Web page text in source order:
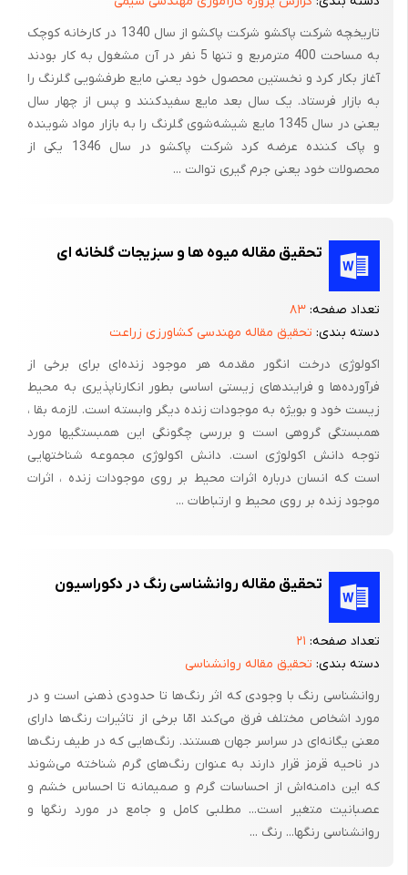
حنا 20 گرم
لیمو ترش 3 عدد
اب جوش 1 لیوان
تمامی مواد را درون اب جوش بریزید.3الی4ساعت صبر کنید تا کاملا
رنگش را پس دهد.سپس به مدت 2الی 3 ساعت رنگ را روی موی خود
محدودیت رنگ موهای طبیعی:
3)دریچه های مویی که با اینگونه مواد رنگ شده مسدود می گردد
بنابراین دکلره و بی رنگ کردن مو بسیار مشکل و گاهی نشدنی خواهد
شد.از این رو دسترسی به رنگ هایی با پایه روشن در اینده امکان پذیر
نخواهد بود.
- متفاوت شدن نتیجه رنگ مو (نسبت به آنچه که مورد انتظار فرد
بوده است)
- شکسته شدن تارهای مو
- ابتلابه برخی از انواع سرطان های خون
- خشک شدن کف سر
- رنگ شدن پوست سر با رنگ مو
- مسمومیت با سرب (هنگامی که استات سرب به عنوان یک
تاریخچه شرکت پاکشو شرکت پاکشو از سال 1340 در کارخانه کوچک
به مساحت 400 مترمربع و تنها 5 نفر در آن مشغول به کار بودند
آغاز بکار کرد و نخستین محصول خود یعنی مایع طرفشویی گلرنگ را
به بازار فرستاد. یک سال بعد مایع سفیدکنند و پس از چهار سال
یعنی در سال 1345 مایع شیشه‌شوی گلرنگ را به بازار مواد شوینده
و پاک کننده عرضه کرد شرکت پاکشو در سال 1346 یکی از
محصولات خود یعنی جرم گیری توالت ...
تحقیق مقاله میوه ها و سبزیجات گلخانه ای
تعداد صفحه: ۸۳
دسته بندی: تحقیق مقاله مهندسی کشاورزی زراعت
اکولوژی درخت انگور مقدمه هر موجود زنده‌ای برای برخی از
فرآورده‌ها و فرایندهای زیستی اساسی بطور انکارناپذیری به محیط
زیست خود و بویژه به موجودات زنده دیگر وابسته است. لازمه بقا ،
همبستگی گروهی است و بررسی چگونگی این همبستگیها مورد
توجه دانش اکولوژی است. دانش اکولوژی مجموعه شناختهایی
است که انسان درباره اثرات محیط بر روی موجودات زنده ، اثرات
موجود زنده بر روی محیط و ارتباطات ...
تحقیق مقاله روانشناسی رنگ در دکوراسیون
تعداد صفحه: ۲۱
دسته بندی: تحقیق مقاله روانشناسی
روانشناسی رنگ با وجودی که اثر رنگ‌ها تا حدودی ذهنی است و در
مورد اشخاص مختلف فرق می‌کند امّا برخی از تاثیرات رنگ‌ها دارای
معنی یگانه‌ای در سراسر جهان هستند. رنگ‌هایی که در طیف رنگ‌ها
در ناحیه قرمز قرار دارند به عنوان رنگ‌های گرم شناخته می‌شوند
که این دامنه‌اش از احساسات گرم و صمیمانه تا احساس خشم و
عصبانیت متغیر است... مطلبی کامل و جامع در مورد رنگها و
روانشناسی رنگها... رنگ ...